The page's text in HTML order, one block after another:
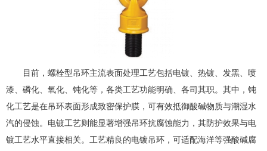
目前，螺栓型吊环主流表面处理工艺包括电镀、热镀、发黑、喷
漆、磷化、氧化、钝化等，各类工艺功能明确、各司其职。其中，钝
化工艺是在吊环表面形成致密保护膜，可有效抵御酸碱物质与潮湿水
汽的侵蚀。电镀工艺则能显著增强吊环抗腐蚀能力，其防护效果与电
镀工艺水平直接相关。工艺精良的电镀吊环，可适配海洋等强酸碱腐